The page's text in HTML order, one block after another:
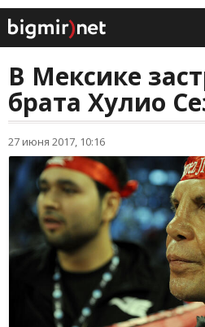
В Мексике
брата Хулио
27 июня 2017, 10:16